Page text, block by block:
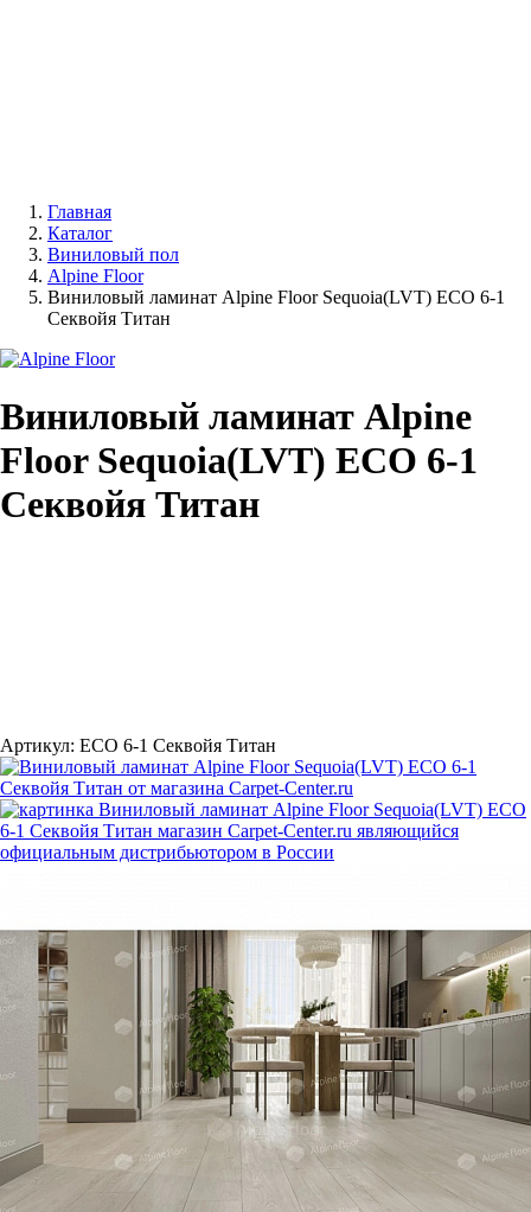
Главная
Каталог
Виниловый пол
Alpine Floor
Виниловый ламинат Alpine Floor Sequoia(LVT) ЕСО 6-1
Секвойя Титан
Виниловый ламинат Alpine
Floor Sequoia(LVT) ЕСО 6-1
Секвойя Титан
Артикул: ЕСО 6-1 Секвойя Титан